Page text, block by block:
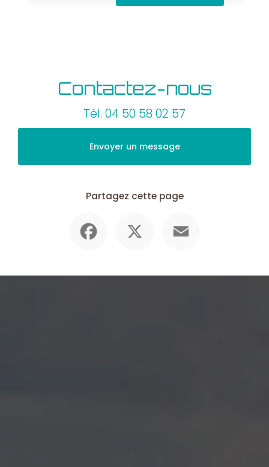
Contactez-nous
Tél. 04 50 58 02 57
Envoyer un message
Partagez cette page